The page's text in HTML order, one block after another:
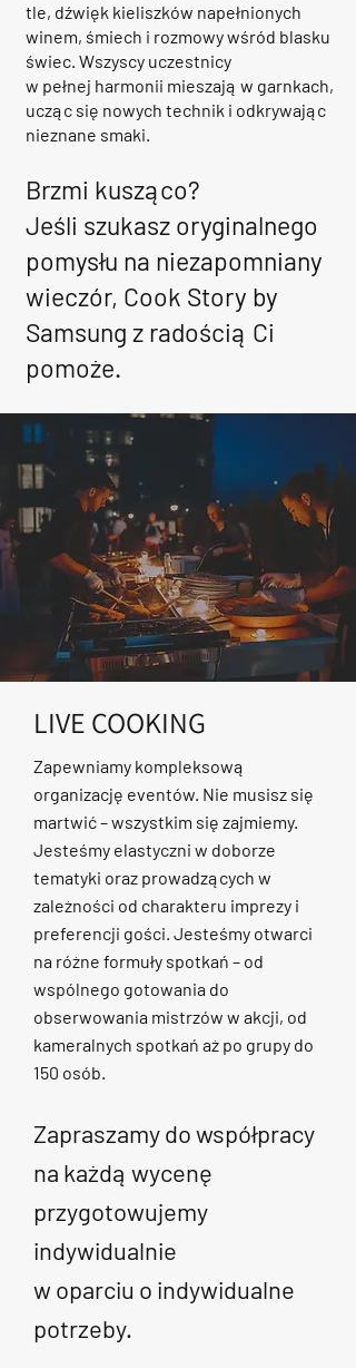
tle, dźwięk kieliszków napełnionych
winem, śmiech i rozmowy wśród blasku
świec. Wszyscy uczestnicy
w pełnej harmonii mieszają w garnkach,
ucząc się nowych technik i odkrywając
nieznane smaki.
Brzmi kusząco?
Jeśli szukasz oryginalnego
pomysłu na niezapomniany
wieczór, Cook Story by
Samsung z radością Ci
pomoże.
LIVE COOKING
Zapewniamy kompleksową
organizację eventów. Nie musisz się
martwić – wszystkim się zajmiemy.
Jesteśmy elastyczni w doborze
tematyki oraz prowadzących w
zależności od charakteru imprezy i
preferencji gości. Jesteśmy otwarci
na różne formuły spotkań – od
wspólnego gotowania do
obserwowania mistrzów w akcji, od
kameralnych spotkań aż po grupy do
150 osób.
Zapraszamy do współpracy
na każdą wycenę
przygotowujemy
indywidualnie
w oparciu o indywidualne
potrzeby.